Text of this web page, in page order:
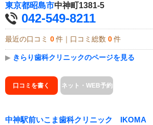
東京都昭島市中神町1381-5
042-549-8211
最近の口コミ 0 件｜口コミ総数 0 件
▶ きらり歯科クリニックのページを見る
口コミを書く ネット・WEB予約
中神駅前いこま歯科クリニック